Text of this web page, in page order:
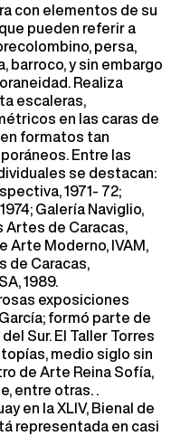
con elementos de su
pueden referir a
persa,
barroco, y sin embargo
Realiza
escaleras,
en las caras de
formatos tan
Entre las
se destacan:
1971- 72;
Galería Naviglio,
Artes de Caracas,
Arte Moderno, IVAM,
de Caracas,
1989.
exposiciones
formó parte de
Sur. El Taller Torres
medio siglo sin
de Arte Reina Sofía,
entre otras. .
en la XLIV, Bienal de
representada en casi